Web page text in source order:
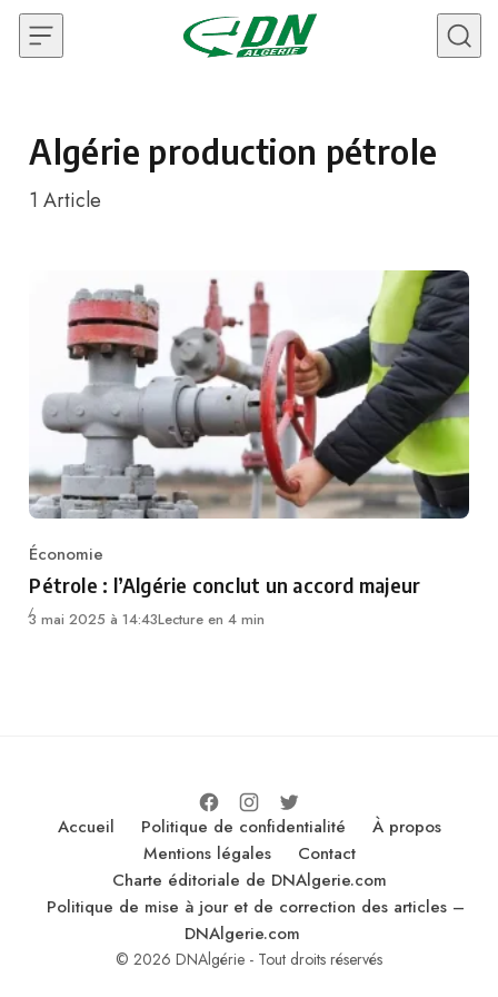
Skip to content
Algérie production pétrole
1 Article
Category
Économie
Pétrole : l’Algérie conclut un accord majeur
3 mai 2025 à 14:43Lecture en 4 min
Accueil Politique de confidentialité
À propos
Mentions légales
Contact
Charte éditoriale de DNAlgerie.com
Politique de mise à jour et de correction des articles –
DNAlgerie.com
© 2026 DNAlgérie - Tout droits réservés